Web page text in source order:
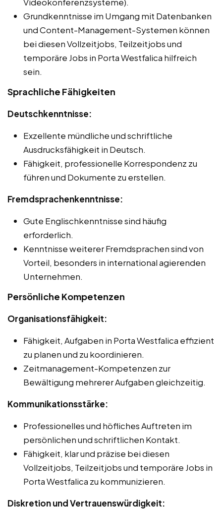
Grundkenntnisse im Umgang mit Datenbanken
und Content-Management-Systemen können
bei diesen Vollzeitjobs, Teilzeitjobs und
temporäre Jobs in Porta Westfalica hilfreich
sein.
Sprachliche Fähigkeiten
Deutschkenntnisse:
Exzellente mündliche und schriftliche
Ausdrucksfähigkeit in Deutsch.
Fähigkeit, professionelle Korrespondenz zu
führen und Dokumente zu erstellen.
Fremdsprachenkenntnisse:
Gute Englischkenntnisse sind häufig
erforderlich.
Kenntnisse weiterer Fremdsprachen sind von
Vorteil, besonders in international agierenden
Unternehmen.
Persönliche Kompetenzen
Organisationsfähigkeit:
Fähigkeit, Aufgaben in Porta Westfalica effizient
zu planen und zu koordinieren.
Zeitmanagement-Kompetenzen zur
Bewältigung mehrerer Aufgaben gleichzeitig.
Kommunikationsstärke:
Professionelles und höfliches Auftreten im
persönlichen und schriftlichen Kontakt.
Fähigkeit, klar und präzise bei diesen
Vollzeitjobs, Teilzeitjobs und temporäre Jobs in
Porta Westfalica zu kommunizieren.
Diskretion und Vertrauenswürdigkeit: